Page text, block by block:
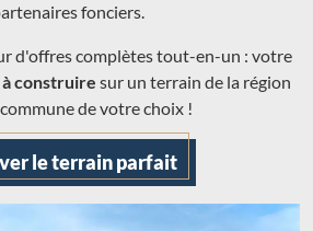
fonciers.
d'offres complètes tout-en-un : votre
construire sur un terrain de la région
de votre choix !
le terrain parfait